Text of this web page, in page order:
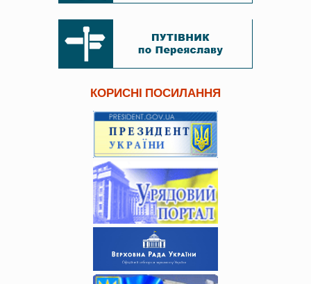
КОРИСНІ ПОСИЛАННЯ